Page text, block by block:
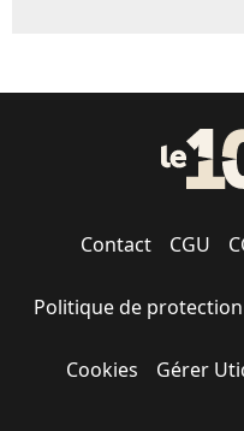
Contact CGU
Politique de
Cookies Gérer